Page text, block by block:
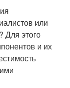
или
Для этого
и их